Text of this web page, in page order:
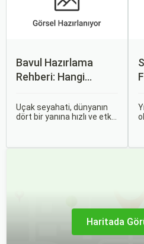
Bavul Hazırlama
Rehberi: Hangi
Alınmalı?
Uçak seyahati, dünyanın
dört bir yanına hızlı ve etkili
Haritada